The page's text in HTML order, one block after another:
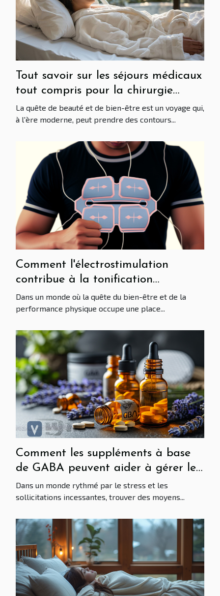
Tout savoir sur les séjours médicaux
tout compris pour la chirurgie
esthétique
La quête de beauté et de bien-être est un voyage qui,
à l'ère moderne, peut prendre des contours...
Comment l'électrostimulation
contribue à la tonification
musculaire
Dans un monde où la quête du bien-être et de la
performance physique occupe une place...
Comment les suppléments à base
de GABA peuvent aider à gérer le
stress et améliorer le sommeil
Dans un monde rythmé par le stress et les
sollicitations incessantes, trouver des moyens...